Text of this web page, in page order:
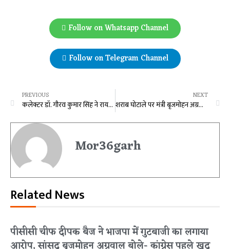
Follow on Whatsapp Channel
Follow on Telegram Channel
PREVIOUS
कलेक्टर डॉ. गौरव कुमार सिंह ने रायपुर स्मार्ट सिटी प्रोजेक्ट्स की समीक्षा की
NEXT
शराब घोटाले पर मंत्री बृजमोहन अग्रवाल का बड़ा संदेश, कहा- छत्तीसगढ़ के टैक्स पेयर की गाढ़ी कमाई पर डाका डालने वालों को मिलेगी सजा…
Mor36garh
Related News
पीसीसी चीफ दीपक बैज ने भाजपा में गुटबाजी का लगाया
आरोप, सांसद बृजमोहन अग्रवाल बोले- कांग्रेस पहले खुद